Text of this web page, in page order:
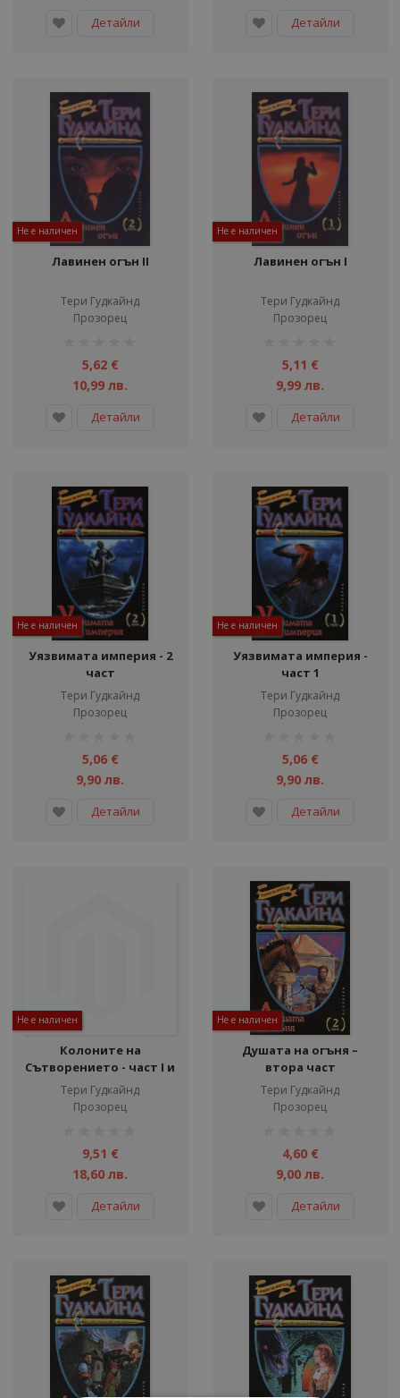
Детайли Детайли
Не е наличен
Лавинен огън ІІ
Тери Гудкайнд
Прозорец
5,62 €
10,99 лв.
Детайли
Не е наличен
Лавинен огън І
Тери Гудкайнд
Прозорец
5,11 €
9,99 лв.
Детайли
Не е наличен
Уязвимата империя - 2
част
Тери Гудкайнд
Прозорец
5,06 €
9,90 лв.
Детайли
Не е наличен
Уязвимата империя -
част 1
Тери Гудкайнд
Прозорец
5,06 €
9,90 лв.
Детайли
Не е наличен
Колоните на
Сътворението - част I и
II
Тери Гудкайнд
Прозорец
9,51 €
18,60 лв.
Детайли
Не е наличен
Душaтa нa oгъня –
втoрa чaст
Тери Гудкайнд
Прозорец
4,60 €
9,00 лв.
Детайли